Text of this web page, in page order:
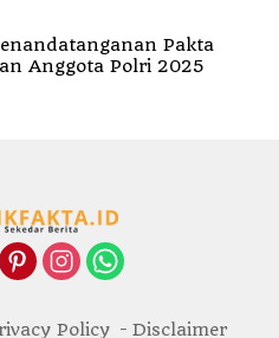
Pakta
Anggota Polri 2025
Policy Disclaimer